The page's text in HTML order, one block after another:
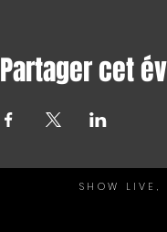
Partager cet
SHOW